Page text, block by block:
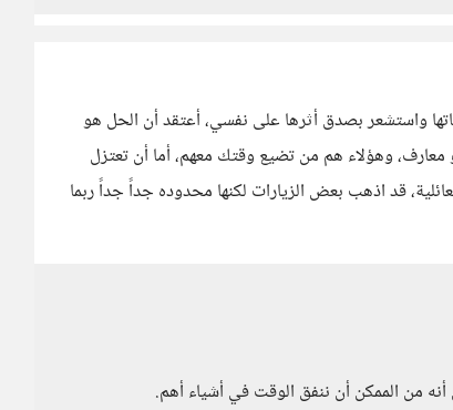
واستشعر بصدق أثرها على نفسي، أعتقد أن الحل هو
معارف، وهؤلاء هم من تضيع وقتك معهم، أما أن تعتزل
قد اذهب بعض الزيارات لكنها محدوده جداً جداً ربما
من الممكن أن ننفق الوقت في أشياء أهم.